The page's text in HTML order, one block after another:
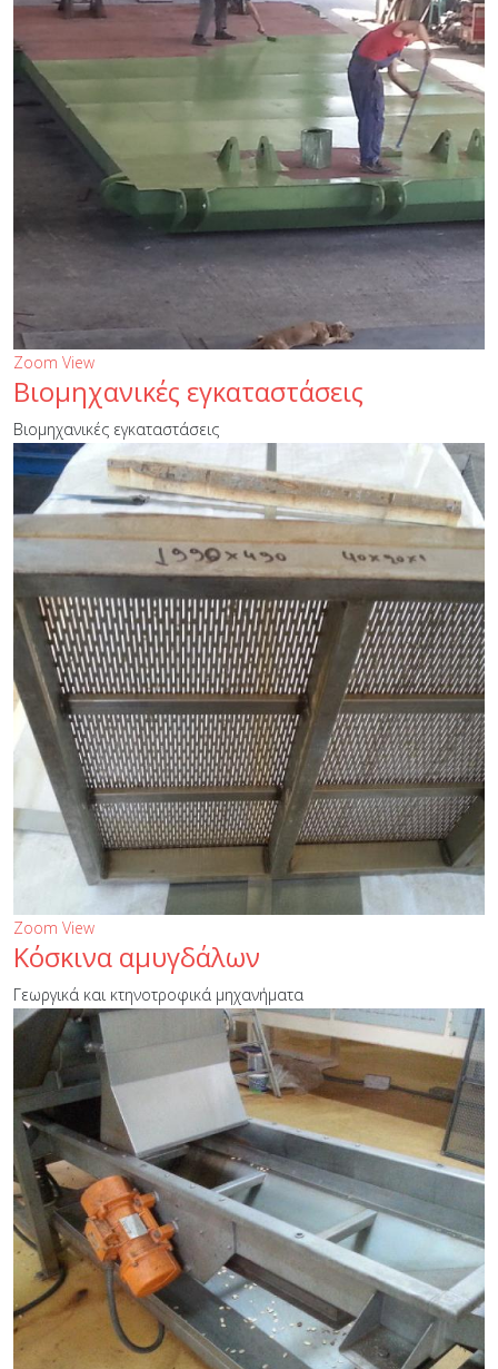
Zoom View
Βιομηχανικές εγκαταστάσεις
Βιομηχανικές εγκαταστάσεις
Zoom View
Κόσκινα αμυγδάλων
Γεωργικά και κτηνοτροφικά μηχανήματα